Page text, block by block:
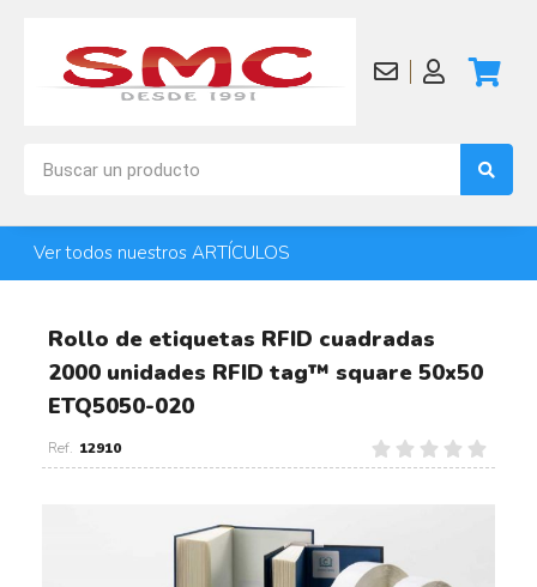
Ver todos nuestros ARTÍCULOS
Rollo de etiquetas RFID cuadradas
2000 unidades RFID tag™ square 50x50
ETQ5050-020
12910